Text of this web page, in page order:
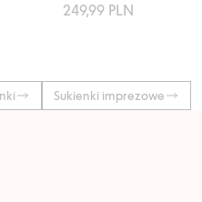
249,99 PLN
Sukienki imprezowe